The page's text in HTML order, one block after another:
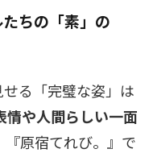
ちの「素」の
る「完璧な姿」は
情や人間らしい一面
原宿てれび。』で